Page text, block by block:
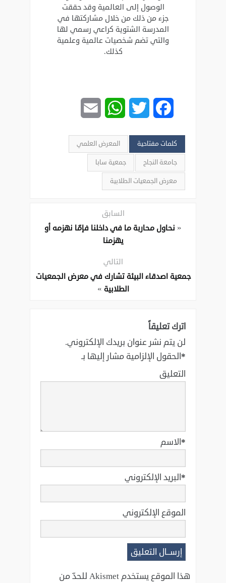
الوصول إلى العالمية وقد حققت
جزء من ذلك من خلال مشاركتها في
المدرسة الشتوية كراعي رسمي لها
والتي تضم شخصيات عالمية وعلمية
كذلك.
Facebook
Twitter
WhatsApp
كلمات مفتاحية المعرض العلمي
جامعة النجاح جمعية سابا
معرض الجمعيات الطلابية
السابق
« نحاول محاربة ما في داخلنا فإمّا نهزمه أو
يهزمنا
التالي
جمعية اصدقاء البيئة تشارك في معرض الجمعيات
الطلابية »
اترك تعليقاً
لن يتم نشر عنوان بريدك الإلكتروني.
الحقول الإلزامية مشار إليها بـ*
التعليق
الاسم*
البريد الإلكتروني*
الموقع الإلكتروني
هذا الموقع يستخدم Akismet للحدّ من